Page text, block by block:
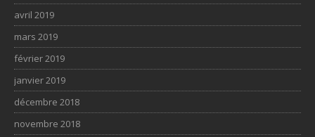
avril 2019
mars 2019
février 2019
janvier 2019
décembre 2018
novembre 2018